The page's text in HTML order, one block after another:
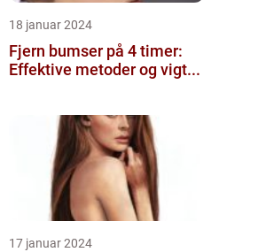
18 januar 2024
Fjern bumser på 4 timer:
Effektive metoder og vigt...
17 januar 2024